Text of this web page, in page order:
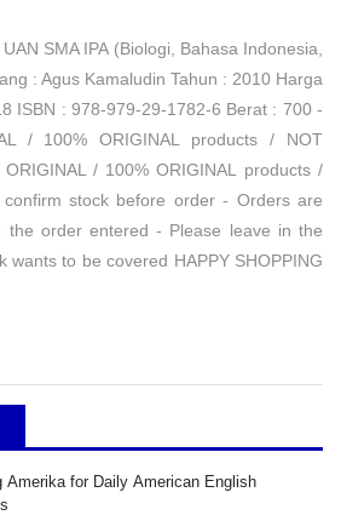
SMA IPA (Biologi, Bahasa Indonesia,
: Agus Kamaludin Tahun : 2010 Harga
ISBN : 978-979-29-1782-6 Berat : 700 -
/ 100% ORIGINAL products / NOT
/ 100% ORIGINAL products /
stock before order - Orders are
the order entered - Please leave in the
wants to be covered HAPPY SHOPPING
Amerika for Daily American English